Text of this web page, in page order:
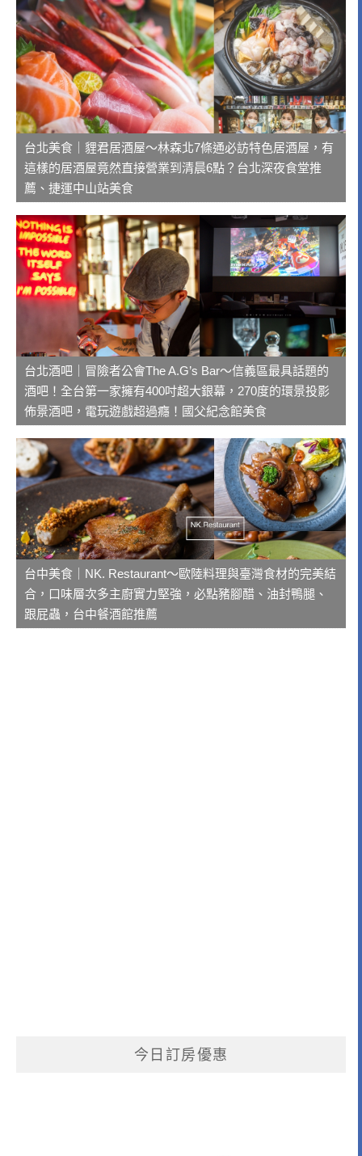
台北美食｜貍君居酒屋～林森北7條通必訪特色居酒屋，有
這樣的居酒屋竟然直接營業到清晨6點？台北深夜食堂推
薦、捷運中山站美食
台北酒吧｜冒險者公會The A.G’s Bar～信義區最具話題的
酒吧！全台第一家擁有400吋超大銀幕，270度的環景投影
佈景酒吧，電玩遊戲超過癮！國父紀念館美食
台中美食｜NK. Restaurant～歐陸料理與臺灣食材的完美結
合，口味層次多主廚實力堅強，必點豬腳醋、油封鴨腿、
跟屁蟲，台中餐酒館推薦
今日訂房優惠